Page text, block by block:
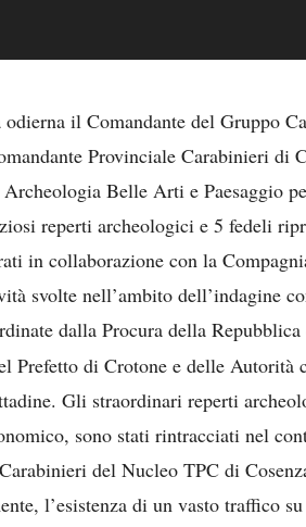
il Comandante del Gruppo
Provinciale Carabinieri di
Belle Arti e Paesaggio
reperti archeologici e 5 fedeli
in collaborazione con la
svolte nell’ambito dell’indagine
dalla Procura della
Prefetto di Crotone e delle
Gli straordinari reperti
sono stati rintracciati nel
del Nucleo TPC di
l’esistenza di un vasto traffico